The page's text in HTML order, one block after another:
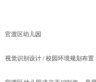
官渡区幼儿园
视觉识别设计 / 校园环境规划布置